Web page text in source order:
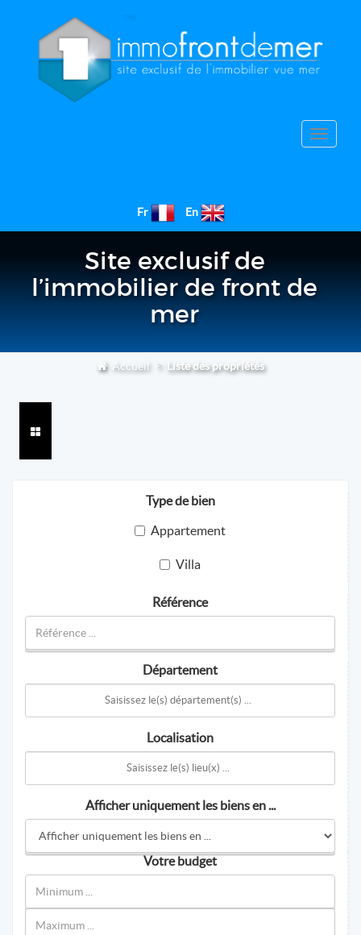
Toggle
Fr En
Site exclusif de
l’immobilier de front de
mer
Accueil Liste des propriétés
Type de bien
Appartement
Villa
Référence
Département
Localisation
Afficher uniquement les biens en ...
Votre budget